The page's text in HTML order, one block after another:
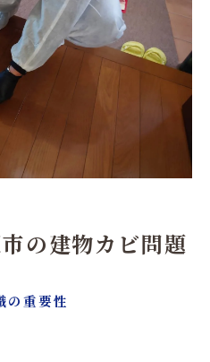
と活用方法
の建物カビ問題
の重要性